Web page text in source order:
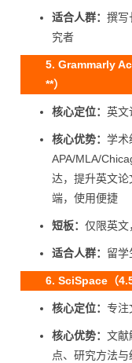
适合人群： 撰写
究者
5. Grammarly
**）
核心定位： 英文
核心优势： 学术
APA/MLA/
达，提升英文
端，使用便捷
短板： 仅限英文
适合人群： 留学
6. SciSpace（
核心定位： 专注
核心优势： 文献
点、研究方法